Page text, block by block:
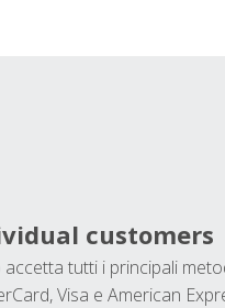
customers
accetta tutti i principali
Visa e American